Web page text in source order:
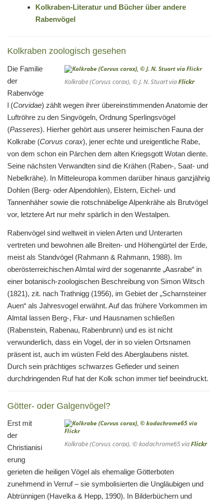
Kolkraben-Literatur und Bücher über andere
Rabenvögel
Kolkraben zoologisch gesehen
Kolkrabe (Corvus corax), © J. N. Stuart viaFlickr
Die Familie
der
Rabenvöge
l (Corvidae) zählt wegen ihrer übereinstimmenden Anatomie der
Luftröhre zu den Singvögeln, Ordnung Sperlingsvögel
(Passeres). Hierher gehört aus unserer heimischen Fauna der
Kolkrabe (Corvus corax), jener echte und ureigentliche Rabe,
von dem schon ein Pärchen dem alten Kriegsgott Wotan diente.
Seine nächsten Verwandten sind die Krähen (Raben-, Saat- und
Nebelkrähe). In Mitteleuropa kommen darüber hinaus ganzjährig
Dohlen (Berg- oder Alpendohlen), Elstern, Eichel- und
Tannenhäher sowie die rotschnäbelige Alpenkrähe als Brutvögel
vor, letztere Art nur mehr spärlich in den Westalpen.
Rabenvögel sind weltweit in vielen Arten und Unterarten
vertreten und bewohnen alle Breiten- und Höhengürtel der Erde,
meist als Standvögel (Rahmann & Rahmann, 1988). Im
oberösterreichischen Almtal wird der sogenannte „Aasrabe“ in
einer botanisch-zoologischen Beschreibung von Simon Witsch
(1821), zit. nach Trathnigg (1956), im Gebiet der „Scharnsteiner
Auen“ als Jahresvogel erwähnt. Auf das frühere Vorkommen im
Almtal lassen Berg-, Flur- und Hausnamen schließen
(Rabenstein, Rabenau, Rabenbrunn) und es ist nicht
verwunderlich, dass ein Vogel, der in so vielen Ortsnamen
präsent ist, auch im wüsten Feld des Aberglaubens nistet.
Durch sein prächtiges schwarzes Gefieder und seinen
durchdringenden Ruf hat der Kolk schon immer tief beeindruckt.
Götter- oder Galgenvögel?
Kolkrabe (Corvus corax), © kodachrome65 viaFlickr
Erst mit
der
Christianisi
erung
gerieten die heiligen Vögel als ehemalige Götterboten
zunehmend in Verruf – sie symbolisierten die Ungläubigen und
Abtrünnigen (Havelka & Hepp, 1990). In Bilderbüchern und